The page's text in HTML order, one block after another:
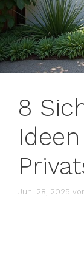
8
Juni 28, 2025